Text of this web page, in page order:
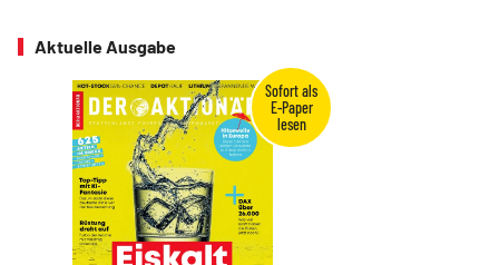
Aktuelle Ausgabe